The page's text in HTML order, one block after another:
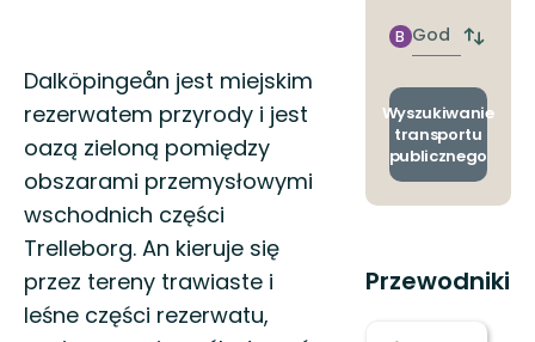
Opis
Dalköpingeån jest miejskim
rezerwatem przyrody i jest
oazą zieloną pomiędzy
obszarami przemysłowymi
wschodnich części
Trelleborg. An kieruje się
przez tereny trawiaste i
leśne części rezerwatu,
Godzinie
przyjazdu
B
Zmiana
i
Wyszukiwanie
transportu
publicznego
Przewodniki